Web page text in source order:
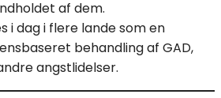
af dem.
i dag i flere lande som en
behandling af GAD,
angstlidelser.